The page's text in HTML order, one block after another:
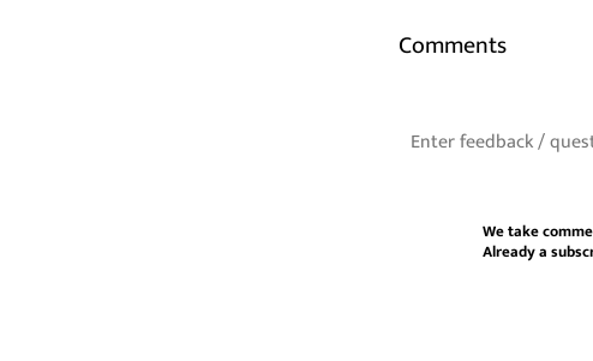
Comments
We take
Already a